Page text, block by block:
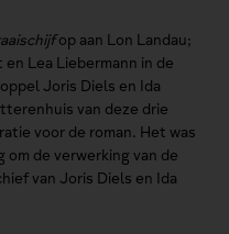
op aan Lon Landau;
Lea Liebermann in de
Joris Diels en Ida
van deze drie
voor de roman. Het was
de verwerking van de
van Joris Diels en Ida